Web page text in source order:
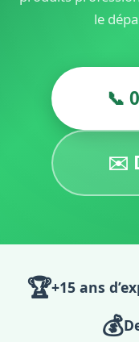
le
📞
✉️
🏆+15 ans
💰